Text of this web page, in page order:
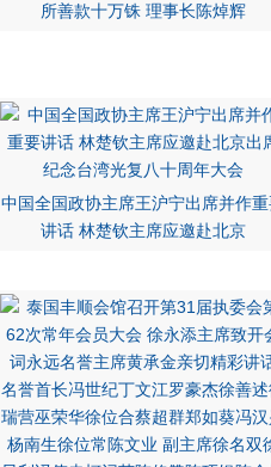
所善款十万铢 理事长陈焯辉
中国全国政协主席王沪宁出席并作
讲话 林楚钦主席应邀赴北京